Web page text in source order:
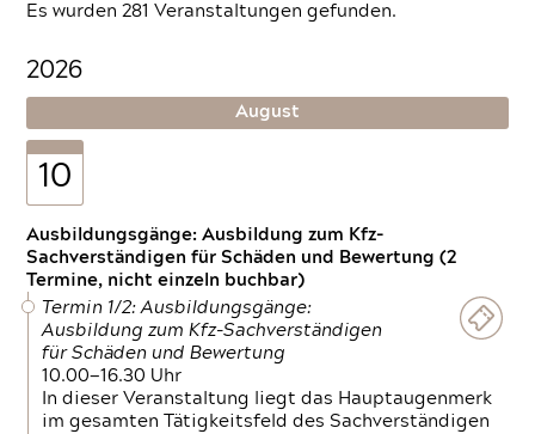
Es wurden 281 Veranstaltungen gefunden.
2026
August
10
Ausbildungsgänge: Ausbildung zum Kfz-
Sachverständigen für Schäden und Bewertung (2
Termine, nicht einzeln buchbar)
Termin 1/2: Ausbildungsgänge:
Ausbildung zum Kfz-Sachverständigen
für Schäden und Bewertung
10.00—16.30 Uhr
In dieser Veranstaltung liegt das Hauptaugenmerk
im gesamten Tätigkeitsfeld des Sachverständigen